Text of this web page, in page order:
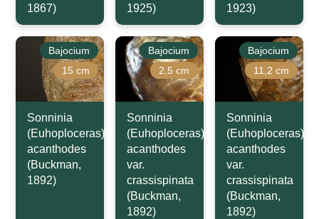
1867)
1925)
1923)
Bajocium
15 cm
Sonninia
(Euhoploceras)
acanthodes
(Buckman,
1892)
Bajocium
2,5 cm
Sonninia
(Euhoploceras)
acanthodes
var.
crassispinata
(Buckman,
1892)
Bajocium
11,2 cm
Sonninia
(Euhoploceras)
acanthodes
var.
crassispinata
(Buckman,
1892)